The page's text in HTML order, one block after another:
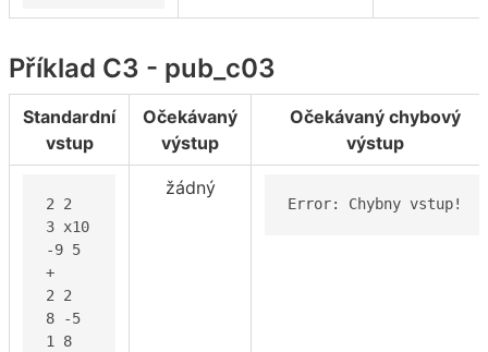
Příklad C3 - pub_c03
Standardní
vstup
Očekávaný
výstup
Očekávaný chybový
výstup
2 2
3 x10
-9 5
+
2 2
8 -5
1 8
žádný
Error: Chybny vstup!